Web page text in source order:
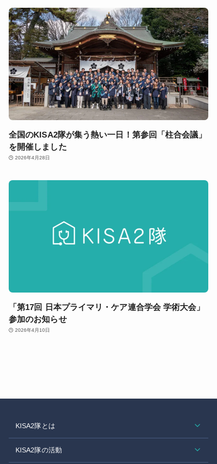
全国のKISA2隊が集う熱い一日！第参回「柱合会議」
を開催しました
2026年4月28日
「第17回 日本プライマリ・ケア連合学会 学術大会」
参加のお知らせ
2026年4月10日
KISA2隊とは
KISA2隊の活動